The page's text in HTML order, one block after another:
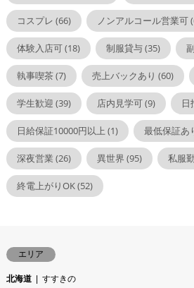
コスプレ (66) ノンアルコール営業可
体験入店可(18) 制服貸与(35)
執事喫茶(7) 売上バックあり (60)
学生歓迎 (39) 店内見学可(9) 日
日給保証10000円以上 (1) 最低保証あ
深夜営業 (26) 異世界 (95) 私服
終電上がりOK(52)
エリア
北海道
すすきの